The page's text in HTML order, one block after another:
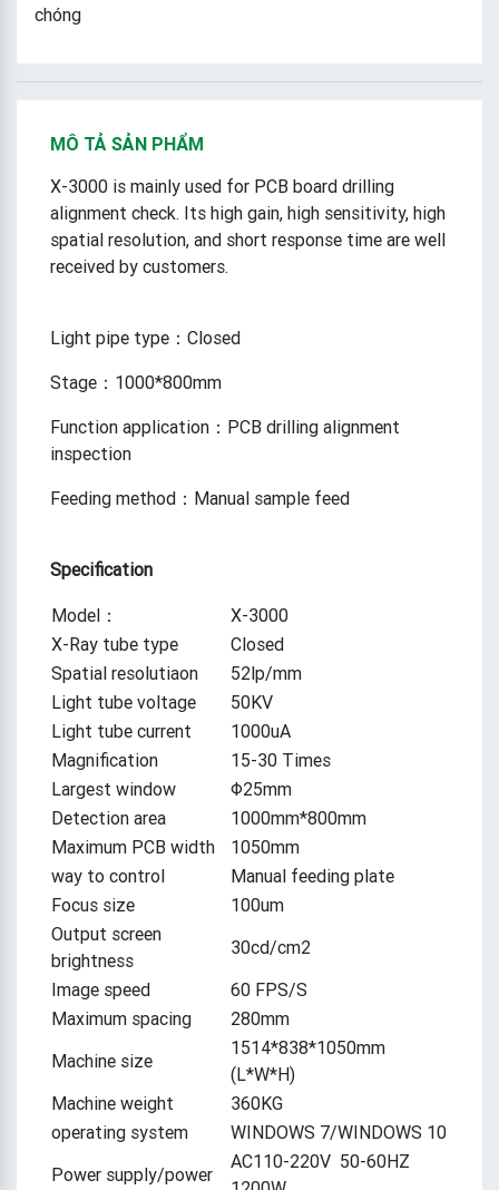
chóng
MÔ TẢ SẢN PHẨM
X-3000 is mainly used for PCB board drilling
alignment check. Its high gain, high sensitivity, high
spatial resolution, and short response time are well
received by customers.
Light pipe type：Closed
Stage：1000*800mm
Function application：PCB drilling alignment
inspection
Feeding method：Manual sample feed
Specification
Model：
X-3000
X-Ray tube type
Closed
Spatial resolutiaon
52lp/mm
Light tube voltage
50KV
Light tube current
1000uA
Magnification
15-30 Times
Largest window
Φ25mm
Detection area
1000mm*800mm
Maximum PCB width
1050mm
way to control
Manual feeding plate
Focus size
100um
Output screen
brightness
30cd/cm2
Image speed
60 FPS/S
Maximum spacing
280mm
Machine size
1514*838*1050mm
(L*W*H)
Machine weight
360KG
operating system
WINDOWS 7/WINDOWS 10
Power supply/power
AC110-220V 50-60HZ